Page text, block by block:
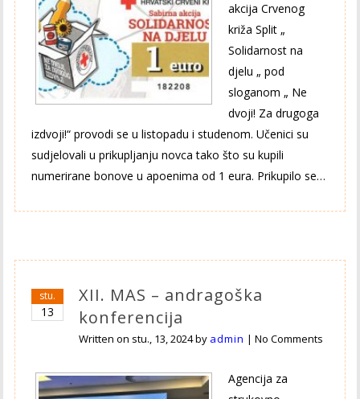
akcija Crvenog
križa Split „
Solidarnost na
djelu „ pod
sloganom „ Ne
dvoji! Za drugoga
izdvoji!“ provodi se u listopadu i studenom. Učenici su
sudjelovali u prikupljanju novca tako što su kupili
numerirane bonove u apoenima od 1 eura. Prikupilo se…
stu.
13
XII. MAS – andragoška
konferencija
Written on stu., 13, 2024by admin |No Comments
Agencija za